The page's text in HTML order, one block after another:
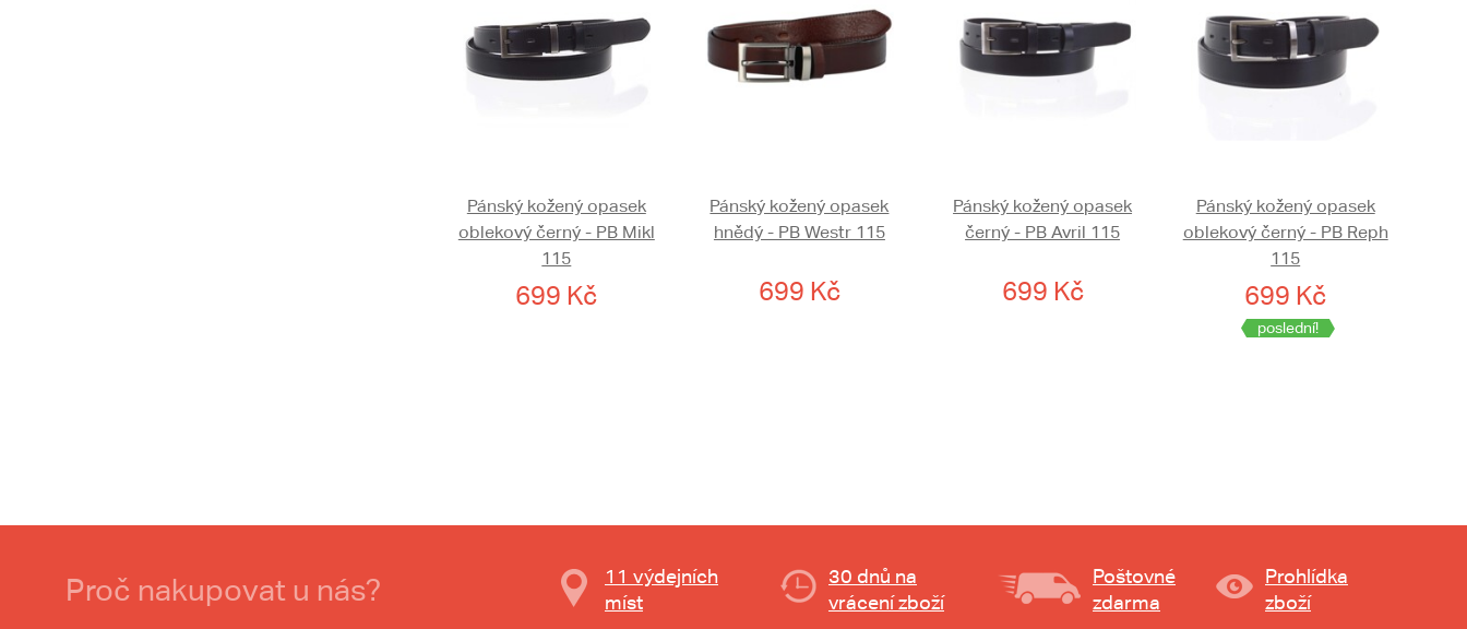
Pánský kožený opasek
oblekový černý - PB Mikl
115
699 Kč
Pánský kožený opasek
hnědý - PB Westr 115
699 Kč
Pánský kožený opasek
černý - PB Avril 115
699 Kč
Pánský kožený opasek
oblekový černý - PB Reph
115
699 Kč
poslední!
Proč nakupovat u nás?
11 výdejních
míst
30 dnů na
vrácení zboží
Poštovné
zdarma
Prohlídka
zboží